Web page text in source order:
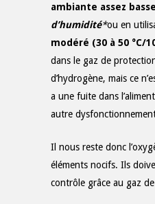
ambiante assez
d’humidité*ou en
modéré (30 à 50 °C/
dans le gaz de
d’hydrogène, mais ce
a une fuite dans
autre
Il nous reste donc
éléments nocifs. Ils
contrôle grâce au gaz